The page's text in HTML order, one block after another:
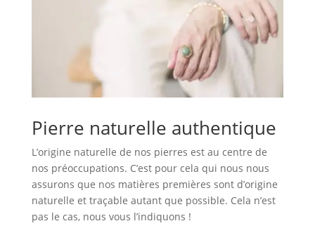
Pierre naturelle authentique
L’origine naturelle de nos pierres est au centre de
nos préoccupations. C’est pour cela qui nous nous
assurons que nos matières premières sont d’origine
naturelle et traçable autant que possible. Cela n’est
pas le cas, nous vous l’indiquons !